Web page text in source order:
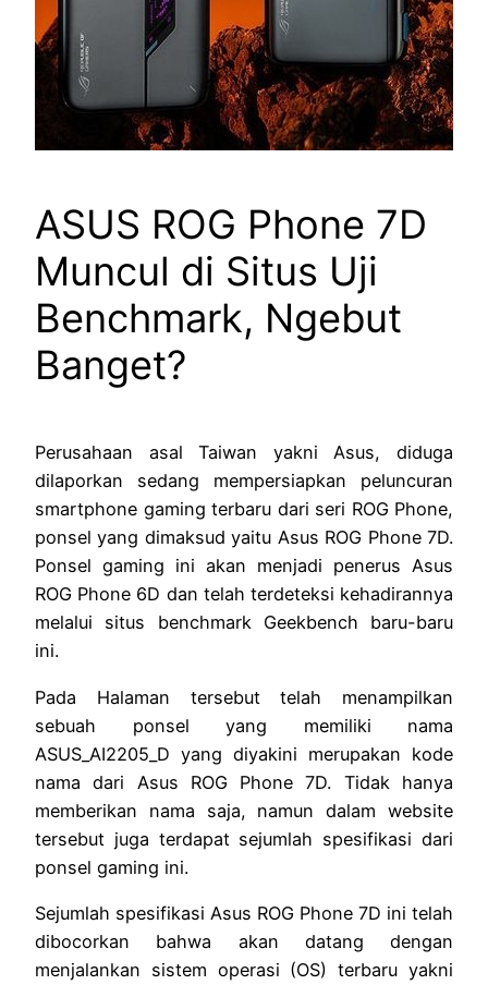
ASUS ROG Phone 7D
Muncul di Situs Uji
Benchmark, Ngebut
Banget?
Perusahaan asal Taiwan yakni Asus, diduga
dilaporkan sedang mempersiapkan peluncuran
smartphone gaming terbaru dari seri ROG Phone,
ponsel yang dimaksud yaitu Asus ROG Phone 7D.
Ponsel gaming ini akan menjadi penerus Asus
ROG Phone 6D dan telah terdeteksi kehadirannya
melalui situs benchmark Geekbench baru-baru
ini.
Pada Halaman tersebut telah menampilkan
sebuah ponsel yang memiliki nama
ASUS_AI2205_D yang diyakini merupakan kode
nama dari Asus ROG Phone 7D. Tidak hanya
memberikan nama saja, namun dalam website
tersebut juga terdapat sejumlah spesifikasi dari
ponsel gaming ini.
Sejumlah spesifikasi Asus ROG Phone 7D ini telah
dibocorkan bahwa akan datang dengan
menjalankan sistem operasi (OS) terbaru yakni